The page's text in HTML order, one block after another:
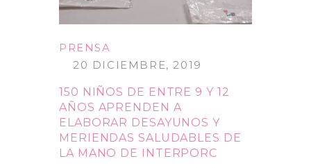
PRENSA
20 DICIEMBRE, 2019
150 NIÑOS DE ENTRE 9 Y 12
AÑOS APRENDEN A
ELABORAR DESAYUNOS Y
MERIENDAS SALUDABLES DE
LA MANO DE INTERPORC